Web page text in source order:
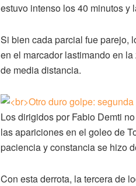
estuvo intenso los 40 minutos y
Si bien cada parcial fue parejo,
en el marcador lastimando en
de media distancia.
Los dirigidos por Fabio Demti
las apariciones en el goleo de
paciencia y constancia se hizo
Con esta derrota, la tercera de